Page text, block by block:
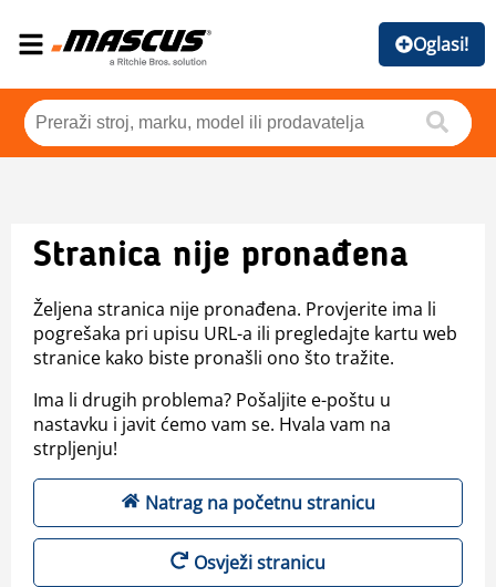
Oglasi!
Stranica nije pronađena
Željena stranica nije pronađena. Provjerite ima li
pogrešaka pri upisu URL-a ili pregledajte kartu web
stranice kako biste pronašli ono što tražite.
Ima li drugih problema? Pošaljite e-poštu u
nastavku i javit ćemo vam se. Hvala vam na
strpljenju!
Natrag na početnu stranicu
Osvježi stranicu